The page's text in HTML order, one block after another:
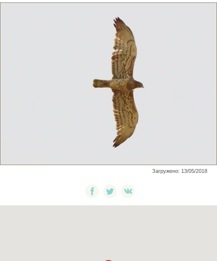
Загружено: 13/05/2018